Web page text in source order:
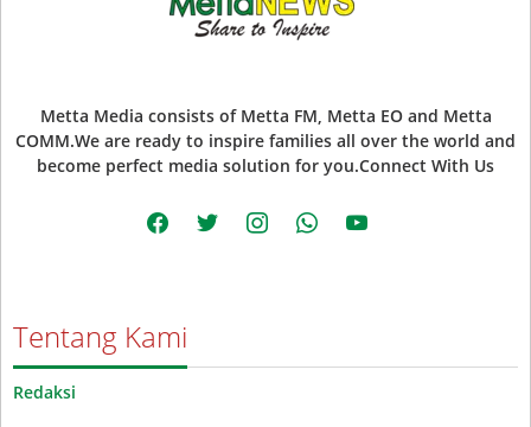
Metta Media consists of Metta FM, Metta EO and Metta
COMM.We are ready to inspire families all over the world and
become perfect media solution for you.Connect With Us
facebooktwitter instagramwhatsappyoutube
Tentang Kami
Redaksi